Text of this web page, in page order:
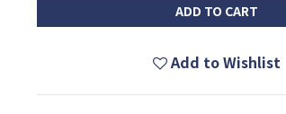
ADD TO CART
Add to Wishlist